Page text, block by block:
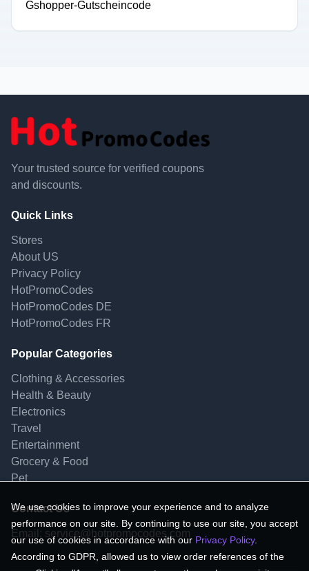
Gshopper-Gutscheincode
Your trusted source for verified coupons
and discounts.
Quick Links
Stores
About US
Privacy Policy
HotPromoCodes
HotPromoCodes DE
HotPromoCodes FR
Popular Categories
Clothing & Accessories
Health & Beauty
Electronics
Travel
Entertainment
Grocery & Food
Pet
Contact Us
Email: service@hotpromocodes.com
We use cookies to improve your experience and to analyze
performance on our site. By continuing to use our site, you accept
our use of cookies in accordance with our Privacy Policy.
According to GDPR, allowed us to view order references of the